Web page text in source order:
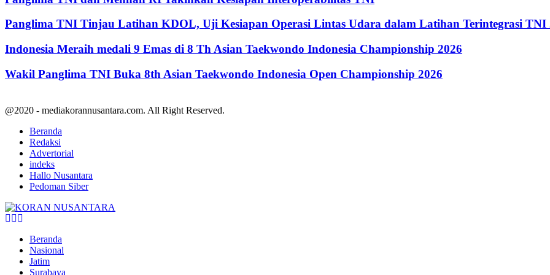
Panglima TNI Tinjau Latihan KDOL, Uji Kesiapan Operasi Lintas Udara dalam Latihan Terintegrasi TNI
Indonesia Meraih medali 9 Emas di 8 Th Asian Taekwondo Indonesia Championship 2026
Wakil Panglima TNI Buka 8th Asian Taekwondo Indonesia Open Championship 2026
@2020 - mediakorannusantara.com. All Right Reserved.
Beranda
Redaksi
Advertorial
indeks
Hallo Nusantara
Pedoman Siber
Facebook
Twitter
Beranda
Nasional
Jatim
Surabaya